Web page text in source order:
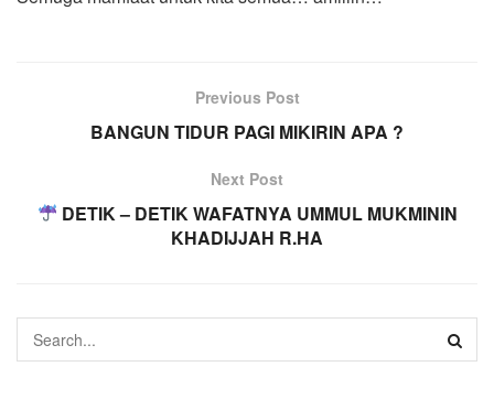
Previous Post
BANGUN TIDUR PAGI MIKIRIN APA ?
Next Post
DETIK – DETIK WAFATNYA UMMUL MUKMININ
KHADIJJAH R.HA